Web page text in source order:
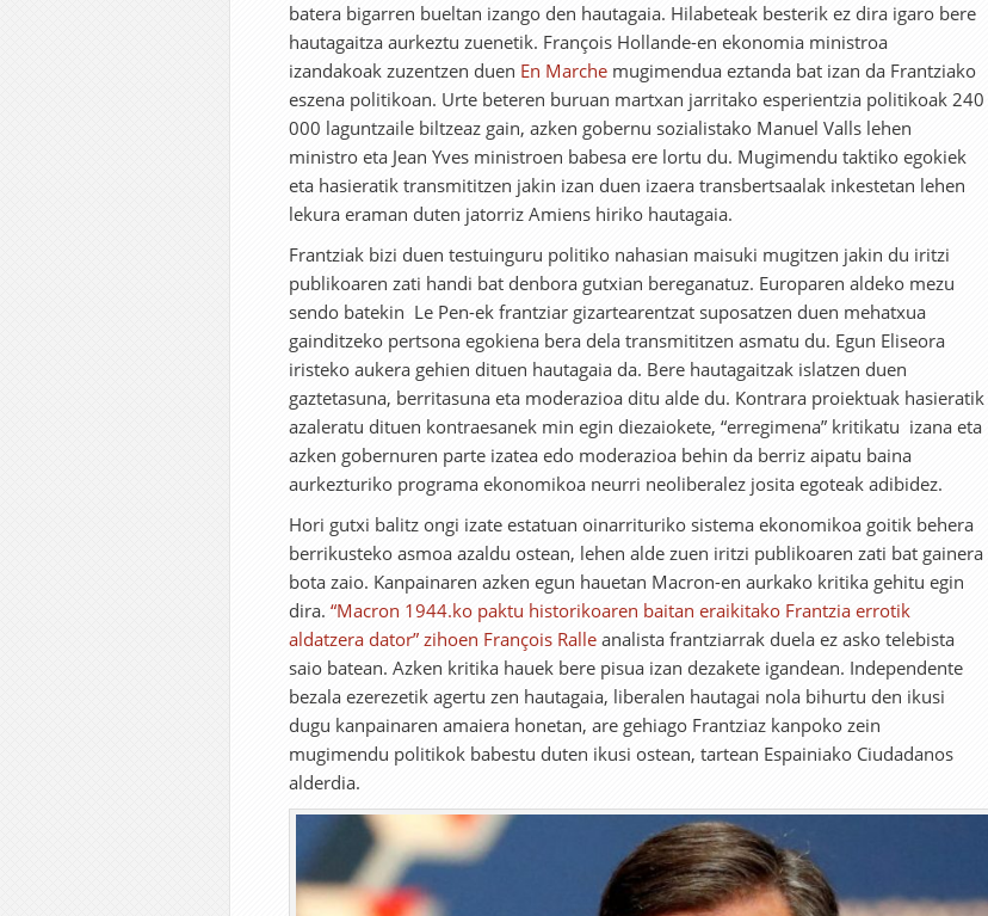
batera bigarren bueltan izango den hautagaia. Hilabeteak besterik ez dira igaro bere
hautagaitza aurkeztu zuenetik. François Hollande-en ekonomia ministroa
izandakoak zuzentzen duen En Marche mugimendua eztanda bat izan da Frantziako
eszena politikoan. Urte beteren buruan martxan jarritako esperientzia politikoak 240
000 laguntzaile biltzeaz gain, azken gobernu sozialistako Manuel Valls lehen
ministro eta Jean Yves ministroen babesa ere lortu du. Mugimendu taktiko egokiek
eta hasieratik transmititzen jakin izan duen izaera transbertsaalak inkestetan lehen
lekura eraman duten jatorriz Amiens hiriko hautagaia.
Frantziak bizi duen testuinguru politiko nahasian maisuki mugitzen jakin du iritzi
publikoaren zati handi bat denbora gutxian bereganatuz. Europaren aldeko mezu
sendo batekin Le Pen-ek frantziar gizartearentzat suposatzen duen mehatxua
gainditzeko pertsona egokiena bera dela transmititzen asmatu du. Egun Eliseora
iristeko aukera gehien dituen hautagaia da. Bere hautagaitzak islatzen duen
gaztetasuna, berritasuna eta moderazioa ditu alde du. Kontrara proiektuak hasieratik
azaleratu dituen kontraesanek min egin diezaiokete, “erregimena” kritikatu izana eta
azken gobernuren parte izatea edo moderazioa behin da berriz aipatu baina
aurkezturiko programa ekonomikoa neurri neoliberalez josita egoteak adibidez.
Hori gutxi balitz ongi izate estatuan oinarrituriko sistema ekonomikoa goitik behera
berrikusteko asmoa azaldu ostean, lehen alde zuen iritzi publikoaren zati bat gainera
bota zaio. Kanpainaren azken egun hauetan Macron-en aurkako kritika gehitu egin
dira. “Macron 1944.ko paktu historikoaren baitan eraikitako Frantzia errotik
aldatzera dator” zihoen François Ralle analista frantziarrak duela ez asko telebista
saio batean. Azken kritika hauek bere pisua izan dezakete igandean. Independente
bezala ezerezetik agertu zen hautagaia, liberalen hautagai nola bihurtu den ikusi
dugu kanpainaren amaiera honetan, are gehiago Frantziaz kanpoko zein
mugimendu politikok babestu duten ikusi ostean, tartean Espainiako Ciudadanos
alderdia.